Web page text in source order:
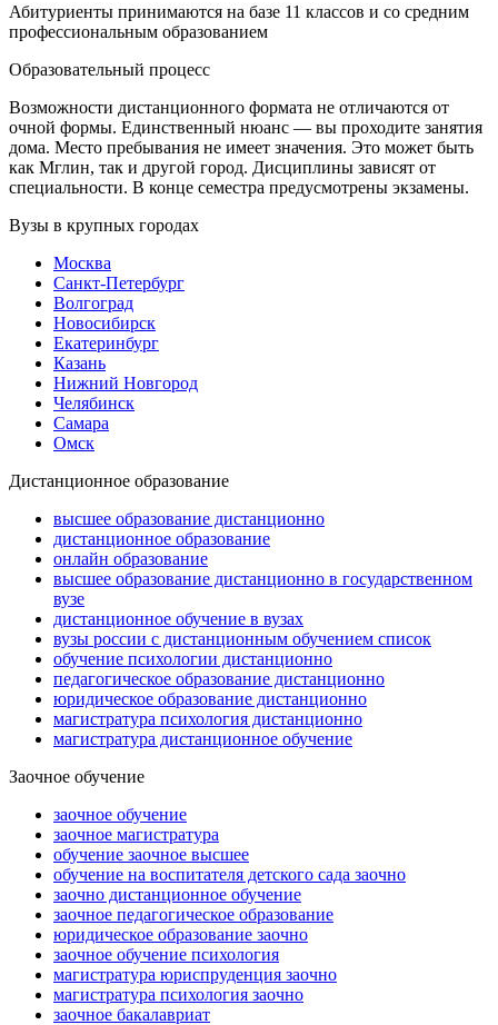
Абитуриенты принимаются на базе 11 классов и со средним
профессиональным образованием
Образовательный процесс
Возможности дистанционного формата не отличаются от
очной формы. Единственный нюанс — вы проходите занятия
дома. Место пребывания не имеет значения. Это может быть
как Мглин, так и другой город. Дисциплины зависят от
специальности. В конце семестра предусмотрены экзамены.
Вузы в крупных городах
Москва
Санкт-Петербург
Волгоград
Новосибирск
Екатеринбург
Казань
Нижний Новгород
Челябинск
Самара
Омск
Дистанционное образование
высшее образование дистанционно
дистанционное образование
онлайн образование
высшее образование дистанционно в государственном
вузе
дистанционное обучение в вузах
вузы россии с дистанционным обучением список
обучение психологии дистанционно
педагогическое образование дистанционно
юридическое образование дистанционно
магистратура психология дистанционно
магистратура дистанционное обучение
Заочное обучение
заочное обучение
заочное магистратура
обучение заочное высшее
обучение на воспитателя детского сада заочно
заочно дистанционное обучение
заочное педагогическое образование
юридическое образование заочно
заочное обучение психология
магистратура юриспруденция заочно
магистратура психология заочно
заочное бакалавриат